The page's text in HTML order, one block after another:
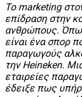
Το marketing
επίδραση στην
ανθρώπους.
είναι ένα σπορ
παραγωγούς
την Heineken.
εταιρείες
έδειξε πως